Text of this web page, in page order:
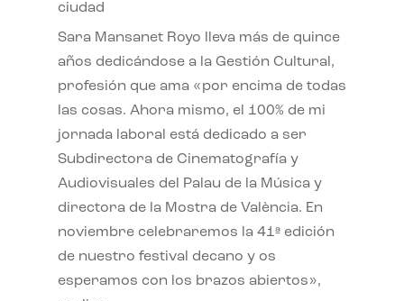
ciudad
Sara Mansanet Royo lleva más de quince
años dedicándose a la Gestión Cultural,
profesión que ama «por encima de todas
las cosas. Ahora mismo, el 100% de mi
jornada laboral está dedicado a ser
Subdirectora de Cinematografía y
Audiovisuales del Palau de la Música y
directora de la Mostra de València. En
noviembre celebraremos la 41ª edición
de nuestro festival decano y os
esperamos con los brazos abiertos»,